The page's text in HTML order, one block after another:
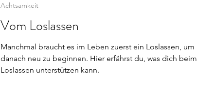
Vom Loslassen
Manchmal braucht es im Leben zuerst ein Loslassen, um
danach neu zu beginnen. Hier erfährst du, was dich beim
Loslassen unterstützen kann.
Achtsamkeit